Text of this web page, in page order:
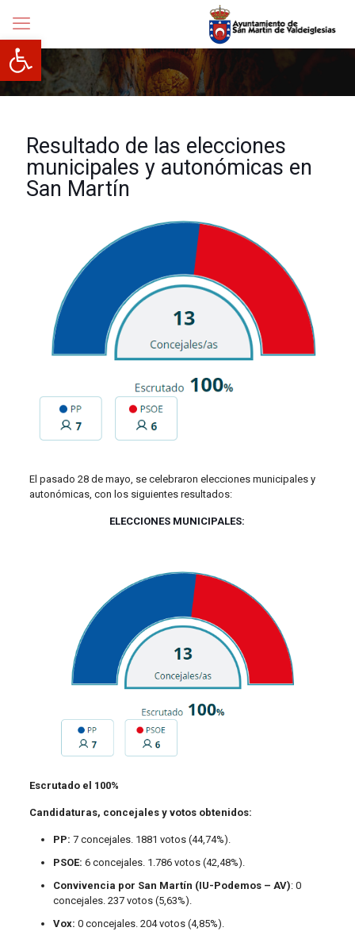
Abrir barra de herramientas
Resultado de las elecciones
municipales y autonómicas en
San Martín
El pasado 28 de mayo, se celebraron elecciones municipales y
autonómicas, con los siguientes resultados:
ELECCIONES MUNICIPALES:
Escrutado el 100%
Candidaturas, concejales y votos obtenidos:
PP: 7 concejales. 1881 votos (44,74%).
PSOE: 6 concejales. 1.786 votos (42,48%).
Convivencia por San Martín (IU-Podemos – AV): 0
concejales. 237 votos (5,63%).
Vox: 0 concejales. 204 votos (4,85%).